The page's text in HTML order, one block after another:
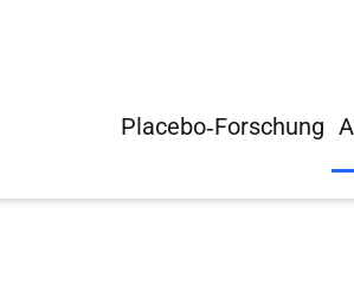
Placebo‑Forschung